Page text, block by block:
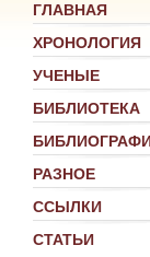
ГЛАВНАЯ
ХРОНОЛОГИЯ
УЧЕНЫЕ
БИБЛИОТЕКА
РАЗНОЕ
ССЫЛКИ
СТАТЬИ